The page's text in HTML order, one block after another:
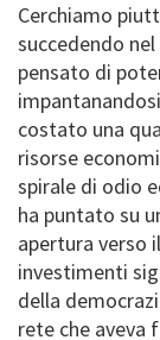
Cerchiamo
succedendo
pensato di
costato una
risorse
spirale di odio
ha puntato su
apertura verso
investimenti
della
rete che aveva